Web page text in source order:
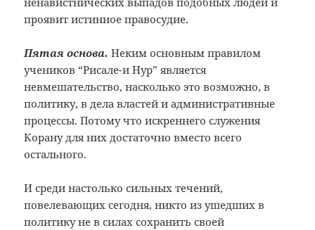
проявит истинное правосудие.
Пятая основа. Неким основным правилом
учеников “Рисале-и Нур” является
невмешательство, насколько это возможно, в
политику, в дела властей и административные
процессы. Потому что искреннего служения
Корану для них достаточно вместо всего
остального.
И среди настолько сильных течений,
повелевающих сегодня, никто из ушедших в
политику не в силах сохранить своей